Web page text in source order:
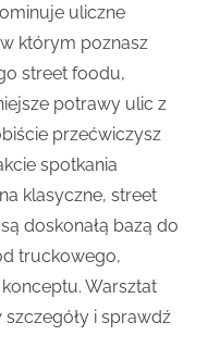
uliczne
którym poznasz
street foodu,
potrawy ulic z
przećwiczysz
spotkania
klasyczne, street
doskonałą bazą do
truckowego,
Warsztat
i sprawdź